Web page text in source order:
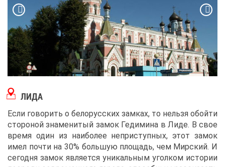
ЛИ­ДА
Ес­ли го­во­рить о бе­ло­рус­ских зам­ках, то нель­зя обой­ти
сто­ро­ной зна­ме­ни­тый за­мок Ге­ди­ми­на в Ли­де. В свое
вре­мя один из наи­бо­лее непри­ступ­ных, этот за­мок
имел по­чти на 30% боль­шую пло­щадь, чем Мир­ский. И
се­год­ня за­мок яв­ля­ет­ся уни­каль­ным угол­ком ис­то­рии